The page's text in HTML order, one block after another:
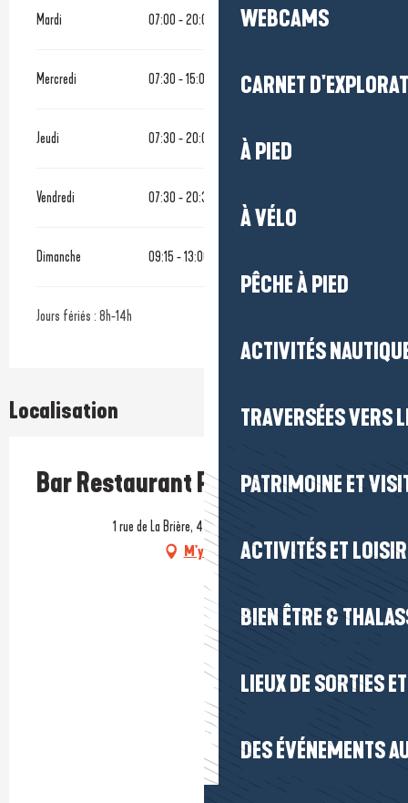
WEBCAMS
CARNET
À PIED
À VÉLO
PÊCHE À PIED
ACTIVITÉS
TRAVERSÉES VERS
PATRIMOINE ET
ACTIVITÉS ET
BIEN ÊTRE &
LIEUX DE SORTIES
DES ÉVÉNEMENTS
Mardi 07:00 - 20:00
Mercredi 07:30 - 15:00
Jeudi 07:30 - 20:00
Vendredi 07:30 - 20:30
Dimanche 09:15 - 13:00
Jours fériés : 8h-14h
Localisation
Bar Restaurant PMU Le 927
1 rue de La Brière, 44410 Saint-Lyphard
M'y rendre